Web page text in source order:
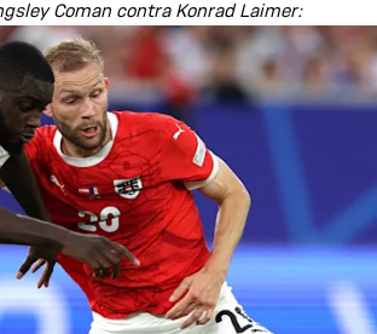
Coman contra Konrad Laimer: